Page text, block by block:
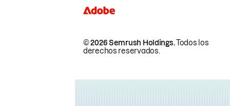
© 2026 Semrush Holdings.Todos los
derechos reservados.